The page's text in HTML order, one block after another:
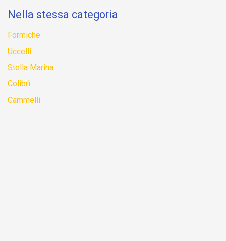
Nella stessa categoria
Formiche
Uccelli
Stella Marina
Colibrì
Cammelli